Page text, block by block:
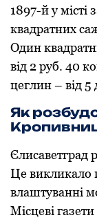
1897-й у місті
квадратних
Oдин
від 2 руб. 40
цеглин – від 5
Як
Єлисаветград
Це викликалo
влаштуванні
Місцеві